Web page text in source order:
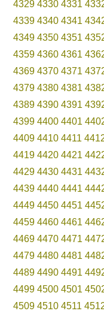
4329 4330 4331
4339 4340 4341
4349 4350 4351
4359 4360 4361
4369 4370 4371
4379 4380 4381
4389 4390 4391
4399 4400 4401
4409 4410 4411
4419 4420 4421
4429 4430 4431
4439 4440 4441
4449 4450 4451
4459 4460 4461
4469 4470 4471
4479 4480 4481
4489 4490 4491
4499 4500 4501
4509 4510 4511